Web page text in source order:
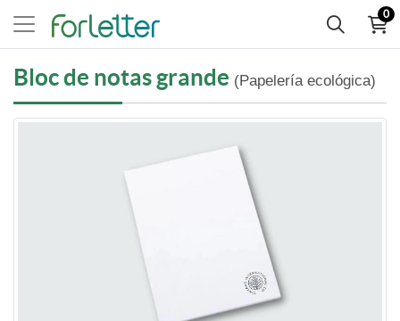
0
Bloc de notas grande (Papelería ecológica)